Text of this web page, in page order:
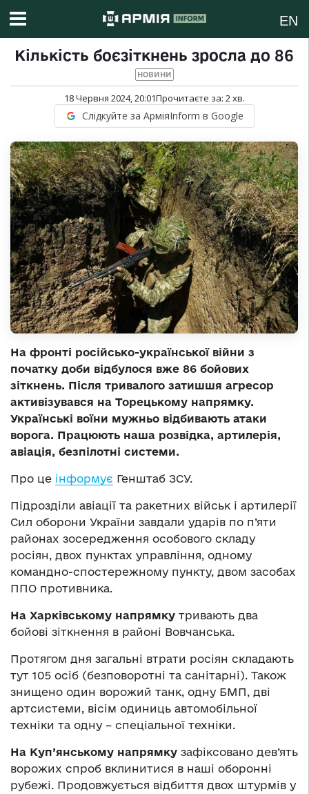
EN
Кількість боєзіткнень зросла до 86
НОВИНИ
18 Червня 2024, 20:01Прочитаєте за: 2хв.
Слідкуйте за АрміяInform в Google
На фронті російсько-української війни з
початку доби відбулося вже 86 бойових
зіткнень. Після тривалого затишшя агресор
активізувався на Торецькому напрямку.
Українські воїни мужньо відбивають атаки
ворога. Працюють наша розвідка, артилерія,
авіація, безпілотні системи.
Про це інформує Генштаб ЗСУ.
Підрозділи авіації та ракетних військ і артилерії
Сил оборони України завдали ударів по п’яти
районах зосередження особового складу
росіян, двох пунктах управління, одному
командно-спостережному пункту, двом засобах
ППО противника.
На Харківському напрямку тривають два
бойові зіткнення в районі Вовчанська.
Протягом дня загальні втрати росіян складають
тут 105 осіб (безповоротні та санітарні). Також
знищено один ворожий танк, одну БМП, дві
артсистеми, вісім одиниць автомобільної
техніки та одну – спеціальної техніки.
На Куп’янському напрямку зафіксовано дев’ять
ворожих спроб вклинитися в наші оборонні
рубежі. Продовжується відбиття двох штурмів у